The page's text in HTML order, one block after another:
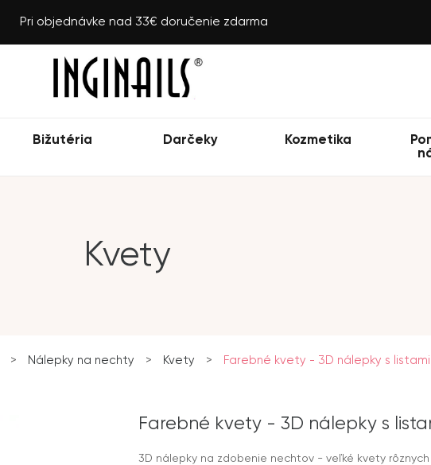
Pri objednávke nad 33€ doručenie zdarma
Bižutéria Darčeky Kozmetika
Kvety
> Nálepky na nechty > Kvety > Farebné kvety - 3D nálepky s listami
Farebné kvety - 3D nálepky s
3D nálepky na zdobenie nechtov - veľké kvety rôznych